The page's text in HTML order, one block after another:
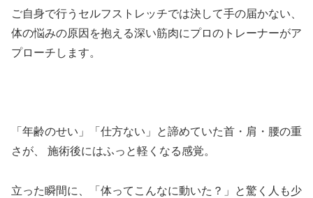
ご自身で行うセルフストレッチでは決して手の届かない、
体の悩みの原因を抱える深い筋肉にプロのトレーナーがア
プローチします。
「年齢のせい」「仕方ない」と諦めていた首・肩・腰の重
さが、 施術後にはふっと軽くなる感覚。
立った瞬間に、「体ってこんなに動いた？」と驚く人も少